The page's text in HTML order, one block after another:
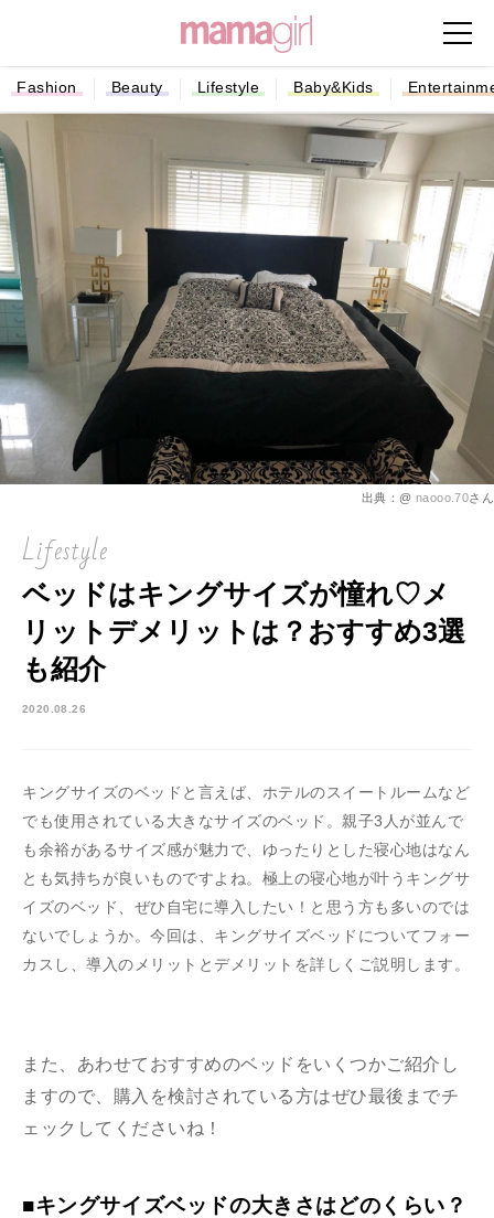
Fashion Beauty Lifestyle Baby&Kids
出典：@ naooo.70さん
Lifestyle
ベッドはキングサイズが憧れ♡メ
リットデメリットは？おすすめ3選
も紹介
2020.08.26
キングサイズのベッドと言えば、ホテルのスイートルームなど
でも使用されている大きなサイズのベッド。親子3人が並んで
も余裕があるサイズ感が魅力で、ゆったりとした寝心地はなん
とも気持ちが良いものですよね。極上の寝心地が叶うキングサ
イズのベッド、ぜひ自宅に導入したい！と思う方も多いのでは
ないでしょうか。今回は、キングサイズベッドについてフォー
カスし、導入のメリットとデメリットを詳しくご説明します。
また、あわせておすすめのベッドをいくつかご紹介し
ますので、購入を検討されている方はぜひ最後までチ
ェックしてくださいね！
■キングサイズベッドの大きさはどのくらい？